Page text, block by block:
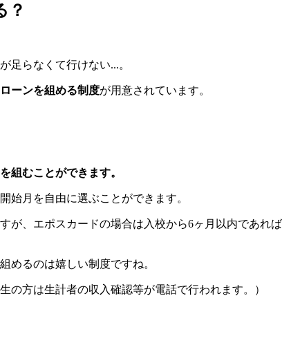
？
足らなくて行けない...。
ーンを組める制度が用意されています。
組むことができます。
始月を自由に選ぶことができます。
が、エポスカードの場合は入校から6ヶ月以内であれ
めるのは嬉しい制度ですね。
の方は生計者の収入確認等が電話で行われます。）